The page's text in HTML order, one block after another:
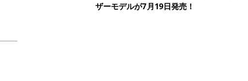
ザーモデルが7月19日発売！